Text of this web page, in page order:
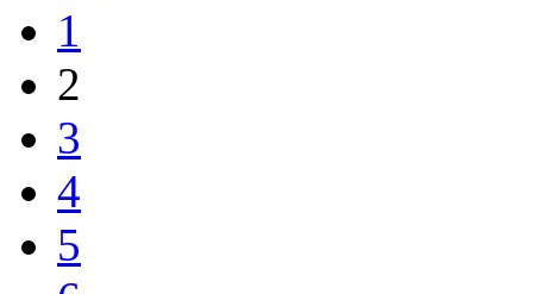
1
2
3
4
5